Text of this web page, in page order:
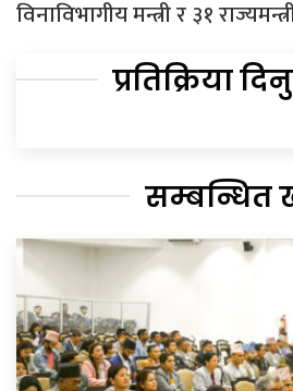
विनाविभागीय मन्त्री र ३१
प्रतिक्रिया
सम्बन्धित